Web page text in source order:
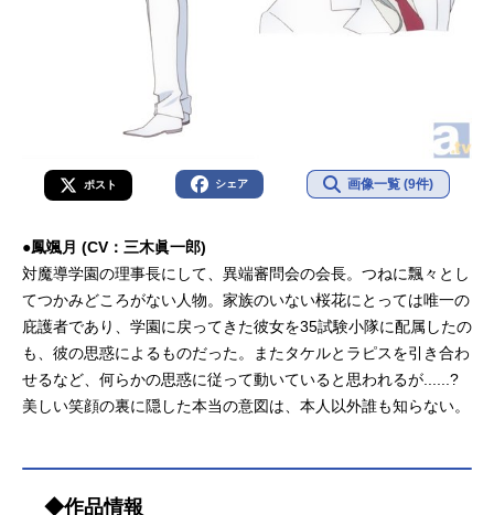
ポスト シェア 画像一覧 (9件)
●鳳颯月 (CV：三木眞一郎)
対魔導学園の理事長にして、異端審問会の会長。つねに飄々とし
てつかみどころがない人物。家族のいない桜花にとっては唯一の
庇護者であり、学園に戻ってきた彼女を35試験小隊に配属したの
も、彼の思惑によるものだった。またタケルとラピスを引き合わ
せるなど、何らかの思惑に従って動いていると思われるが......?
美しい笑顔の裏に隠した本当の意図は、本人以外誰も知らない。
◆作品情報